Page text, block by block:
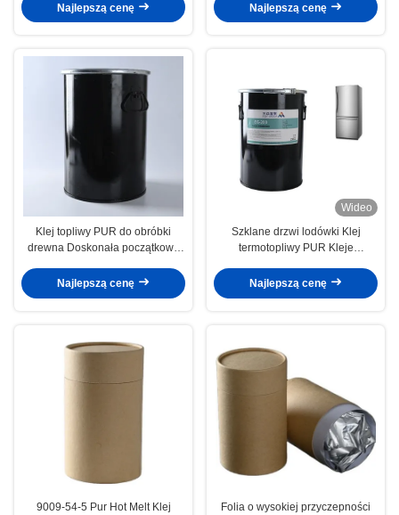
Najlepszą cenę
Najlepszą cenę
Klej topliwy PUR do obróbki
drewna Doskonała początkowa
Najlepszą cenę
Wideo
Szklane drzwi lodówki Klej
termotopliwy PUR Kleje
Najlepszą cenę
9009-54-5 Pur Hot Melt Klej
Folia o wysokiej przyczepności